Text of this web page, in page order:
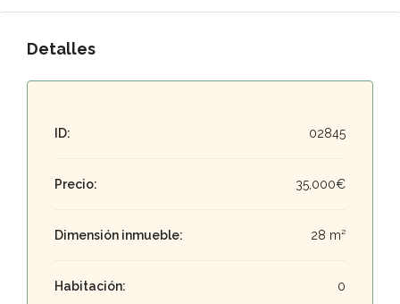
Detalles
ID: 02845
Precio: 35,000€
Dimensión inmueble: 28 m²
Habitación: 0